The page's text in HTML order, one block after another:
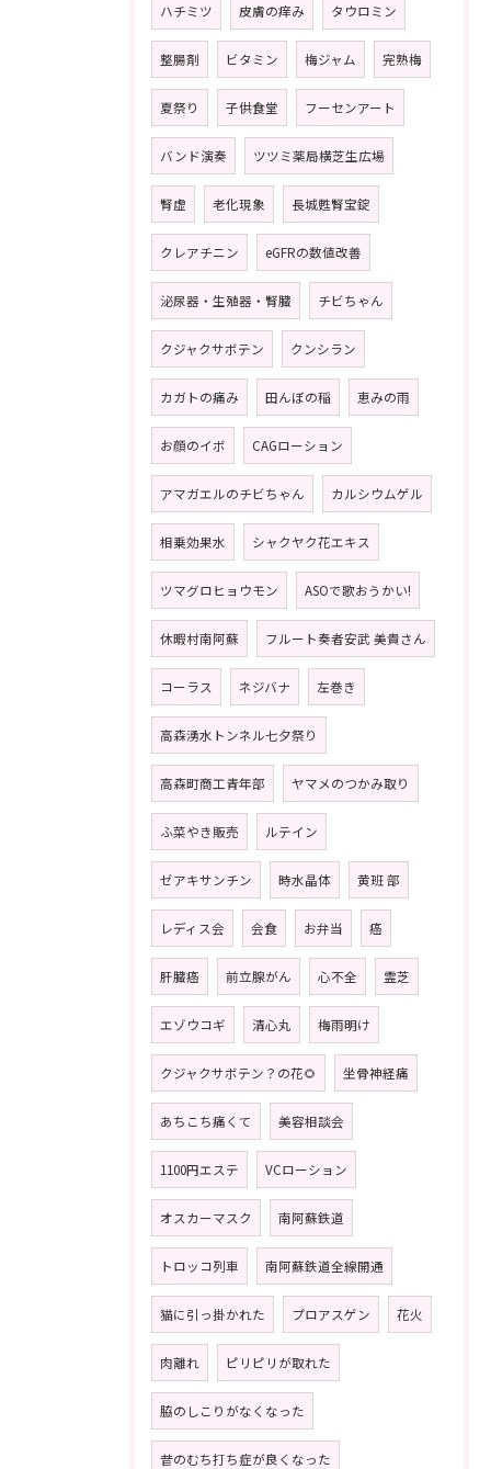
ハチミツ 皮膚の痒み タウロミン
整腸剤 ビタミン 梅ジャム 完熟梅
夏祭り 子供食堂 フーセンアート
バンド演奏 ツツミ薬局横芝生広場
腎虚 老化現象 長城甦腎宝錠
クレアチニン eGFRの数値改善
泌尿器・生殖器・腎臓 チビちゃん
クジャクサボテン クンシラン
カガトの痛み 田んぼの稲 恵みの雨
お顔のイボ CAGローション
アマガエルのチビちゃん カルシウムゲル
相乗効果水 シャクヤク花エキス
ツマグロヒョウモン ASOで歌おうかい!
休暇村南阿蘇 フルート奏者安武 美貴さん
コーラス ネジバナ 左巻き
高森湧水トンネル七夕祭り
高森町商工青年部 ヤマメのつかみ取り
ふ菜やき販売 ルテイン
ゼアキサンチン 時水晶体 黄班 部
レディス会 会食 お弁当 癌
肝臓癌 前立腺がん 心不全 霊芝
エゾウコギ 清心丸 梅雨明け
クジャクサボテン？の花🌻 坐骨神経痛
あちこち痛くて 美容相談会
1100円エステ VCローション
オスカーマスク 南阿蘇鉄道
トロッコ列車 南阿蘇鉄道全線開通
猫に引っ掛かれた プロアスゲン 花火
肉離れ ピリピリが取れた
脇のしこりがなくなった
昔のむち打ち症が良くなった